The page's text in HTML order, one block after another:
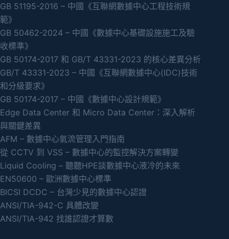
GB 51195-2016 – 中國《互聯網數據中心工程技術規
範》
GB 50462-2024 – 中國《數據中心基礎設施施工及驗
收標準》
GB 50174-2017 和 GB/T 43331-2023 的核心差異分析
GB/T 43331-2023 – 中國《互聯網數據中心(IDC)技術
和分級要求》
GB 50174-2017 – 中國《數據中心設計規範》
Edge Data Center 和 Micro Data Center：深入解析
與關鍵差異
AFM – 數據中心氣流管理入門指南
從 CCTV 到 VSS – 數據中心的監控解決方案轉變
Liquid Cooling – 聽聽HPE談數據中心液冷的未來
EN50600 – 歐洲數據中心標準
BICSI DCDC – 台灣少見的數據中心認證
ANSI/TIA-942-C 具體改變
ANSI/TIA-942 找誰認證才算數